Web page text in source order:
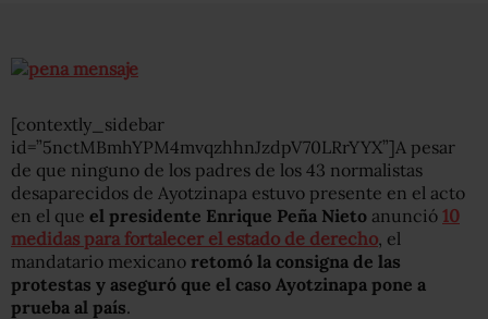
[contextly_sidebar
id=”5nctMBmhYPM4mvqzhhnJzdpV70LRrYYX”]A pesar
de que ninguno de los padres de los 43 normalistas
desaparecidos de Ayotzinapa estuvo presente en el acto
en el que el presidente Enrique Peña Nieto anunció 10
medidas para fortalecer el estado de derecho, el
mandatario mexicano retomó la consigna de las
protestas y aseguró que el caso Ayotzinapa pone a
prueba al país.